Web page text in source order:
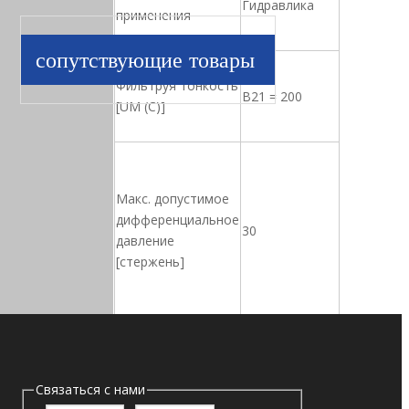
применения
Гидравлика
Фильтруя тонкость
[UM (C)]
B21 = 200
Макс. допустимое
дифференциальное
давление
[стержень]
30
температура
-25 ℃ до+120
сопутствующие товары
Связаться с нами